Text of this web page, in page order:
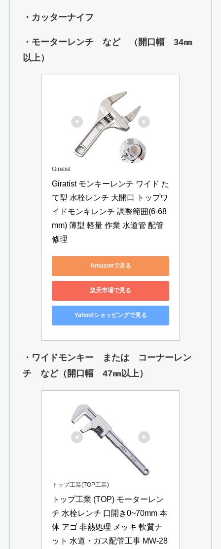
・カッターナイフ
・モーターレンチ など （開口幅 34㎜
以上）
Giratist
Giratist モンキーレンチ ワイド た
て型 水栓レンチ 大開口 トップワ
イドモンキレンチ 調整範囲(6-68
mm) 薄型 軽量 作業 水道管 配管
修理
Amazonで見る
楽天市場で見る
Yahoo!ショッピングで見る
・ワイドモンキー または コーナーレン
チ など（開口幅 47㎜以上）
トップ工業(TOP工業)
トップ工業 (TOP) モーターレン
チ 水栓レンチ 口開き0~70mm 本
体 アゴ 非熱処理 メッキ 軟質ナ
ット 水道・ガス配管工事 MW-28